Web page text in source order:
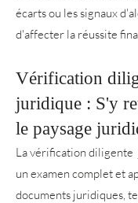
écarts ou les signaux
d'affecter la réussite
Vérification
juridique : S'y
le paysage
La vérification
un examen complet et
documents juridiques,